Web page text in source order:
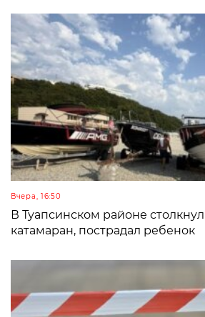
Вчера, 16:50
В Туапсинском районе
катамаран, пострадал ребенок